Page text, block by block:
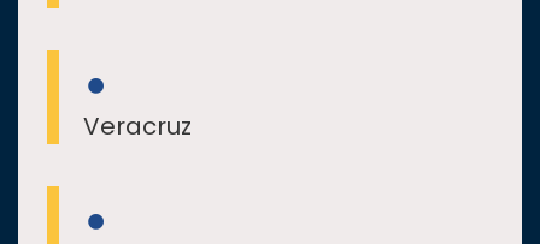
Veracruz